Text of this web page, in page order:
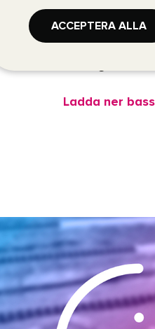
Fredag:
Lördag:
Ladda ner
ACCEPTERA ALLA